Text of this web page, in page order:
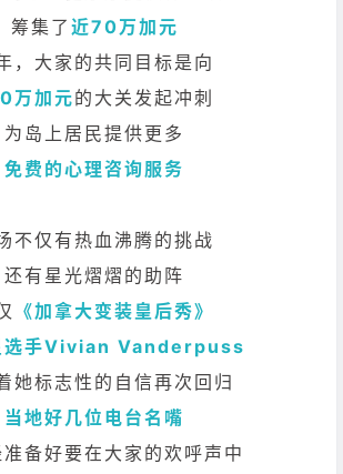
筹集了 近70万加元
，大家的共同目标是向
万加元的大关发起冲刺
为岛上居民提供更多
免费的心理咨询服务
不仅有热血沸腾的挑战
还有星光熠熠的助阵
《加拿大变装皇后秀》
选手Vivian Vanderpuss
她标志性的自信再次回归
当地好几位电台名嘴
备好要在大家的欢呼声中